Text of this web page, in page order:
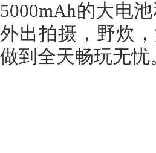
5000mAh的大电
外出拍摄，野炊
做到全天畅玩无忧